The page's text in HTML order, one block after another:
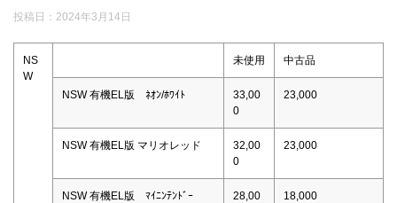
投稿日： 2024年3月14日
NS
W
未使用 中古品
NSW 有機EL版 ﾈｵﾝ/ﾎﾜｲﾄ
33,00
0
23,000
NSW 有機EL版 マリオレッド
32,00
0
23,000
NSW 有機EL版 ﾏｲﾆﾝﾃﾝﾄﾞｰ
28,00
18,000